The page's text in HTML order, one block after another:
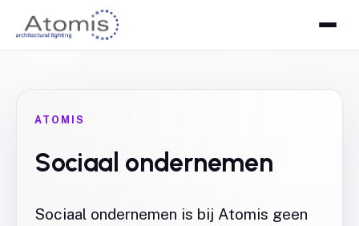
ATOMIS
Sociaal ondernemen
Sociaal ondernemen is bij Atomis geen